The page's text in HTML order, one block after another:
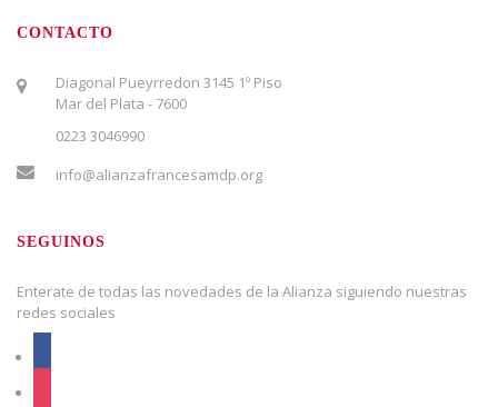
CONTACTO
Diagonal Pueyrredon 3145 1º Piso
Mar del Plata - 7600
0223 3046990
info@alianzafrancesamdp.org
SEGUINOS
Enterate de todas las novedades de la Alianza siguiendo nuestras
redes sociales